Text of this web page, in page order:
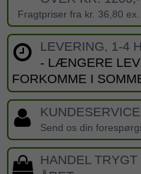
Fragtpriser fra kr. 36,80
LEVERING, 1-4
- LÆNGERE
FORKOMME I
Send os din
HANDEL